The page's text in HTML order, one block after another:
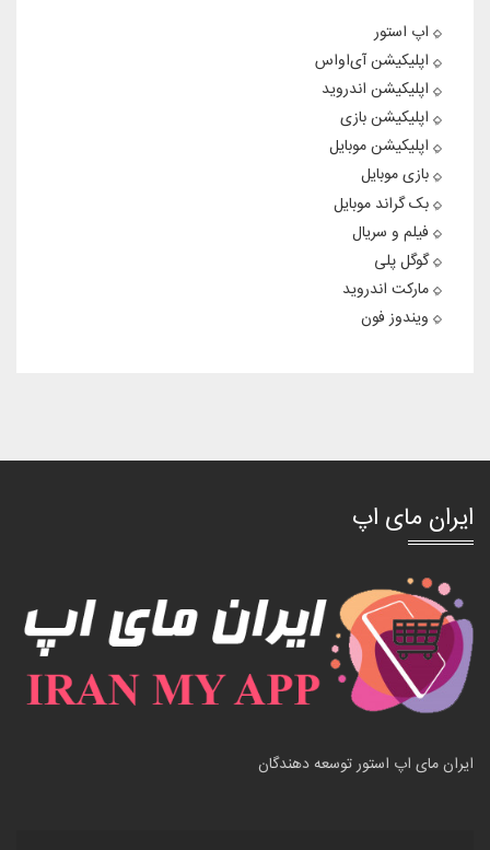
اپ استور
اپلیکیشن آی‌او‌اس
اپلیکیشن اندروید
اپلیکیشن بازی
اپلیکیشن موبایل
بازی موبایل
بک گراند موبایل
فیلم و سریال
گوگل پلی
مارکت اندروید
ویندوز فون
ایران مای اپ
ایران مای اپ استور توسعه دهندگان